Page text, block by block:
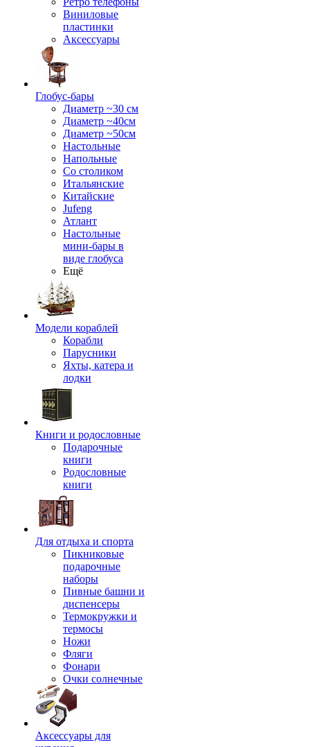
Виниловые
пластинки
Аксессуары
Глобус-бары
Диаметр ~30 см
Диаметр ~40см
Диаметр ~50см
Настольные
Напольные
Со столиком
Итальянские
Китайские
Jufeng
Атлант
Настольные
мини-бары в
виде глобуса
Ещё
Модели кораблей
Корабли
Парусники
Яхты, катера и
лодки
Книги и родословные
Подарочные
книги
Родословные
книги
Для отдыха и спорта
Пикниковые
подарочные
наборы
Пивные башни и
диспенсеры
Термокружки и
термосы
Ножи
Фляги
Фонари
Очки солнечные
Аксессуары для